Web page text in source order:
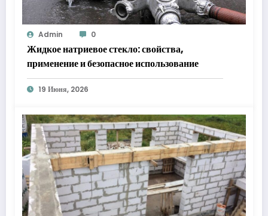
Admin 0
Жидкое натриевое стекло: свойства,
применение и безопасное использование
19 Июня, 2026